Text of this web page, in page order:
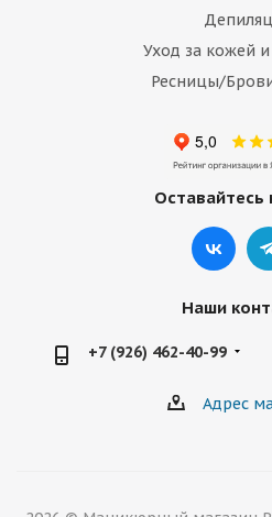
Уход за кожей
Ресницы/
Оставайтесь
Наши
+7 (926) 462-40-99
Адрес